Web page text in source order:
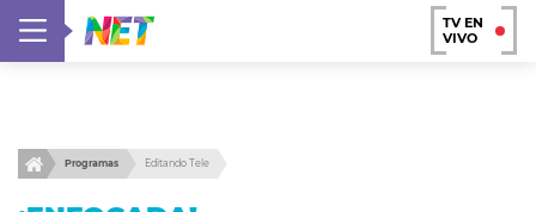
TV EN
VIVO
Programas Editando Tele